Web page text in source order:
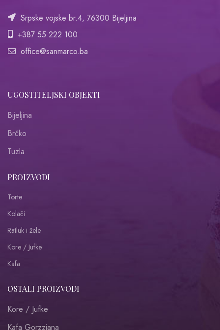
Srpske vojske br.4, 76300 Bijeljina
+387 55 222 100
office@sanmarco.ba
UGOSTITELJSKI OBJEKTI
Bijeljina
Brčko
Tuzla
PROIZVODI
Torte
Kolači
Ratluk i žele
Kore / Jufke
Kafa
OSTALI PROIZVODI
Kore / Jufke
Kafa Gorzziana